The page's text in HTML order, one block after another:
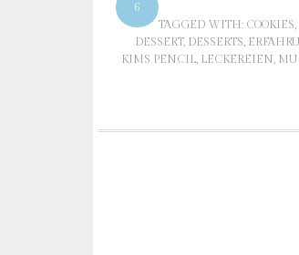
6
TAGGED WITH: COOKIES,
DESSERT, DESSERTS,
KIMS PENCIL, LECKEREIEN,